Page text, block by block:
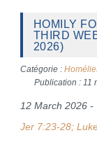
HOMILY
THIRD
2026)
Catégorie :
Publication : 11
12 March 2026 -
Jer 7:23-28;